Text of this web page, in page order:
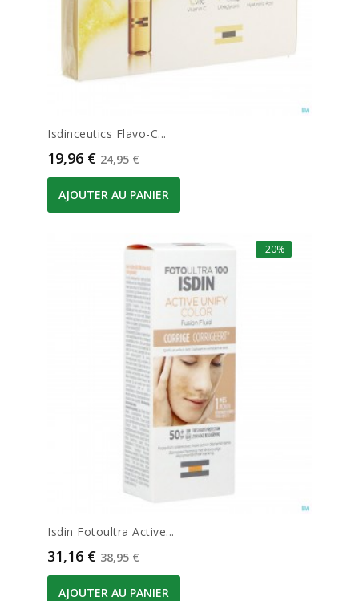
Isdinceutics Flavo-C...
Prix
19,96 € Prix de base
24,95 €
AJOUTER AU PANIER
-20%
Isdin Fotoultra Active...
Prix
31,16 € Prix de base
38,95 €
AJOUTER AU PANIER